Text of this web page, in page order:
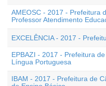
AMEOSC - 2017 - Prefeitura
Professor Atendimento
EXCELÊNCIA - 2017 -
EPBAZI - 2017 - Prefeitura
Língua Portuguesa
IBAM - 2017 - Prefeitura de